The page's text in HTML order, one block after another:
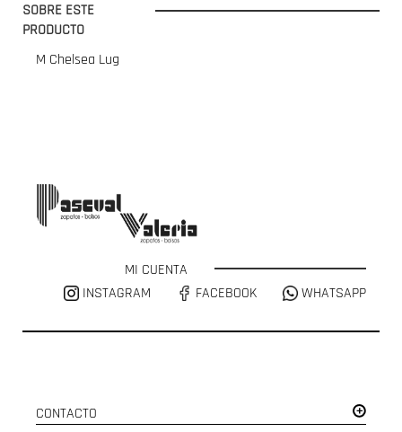
SOBRE ESTE
PRODUCTO
M Chelsea Lug
MI CUENTA
INSTAGRAM
FACEBOOK WHATSAPP
CONTACTO